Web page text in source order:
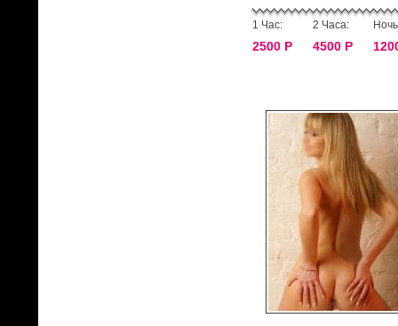
1 Час:
2500 Р
2 Часа:
4500 Р